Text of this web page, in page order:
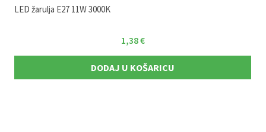
LED žarulja E27 11W 3000K
1,38€
DODAJ U KOŠARICU